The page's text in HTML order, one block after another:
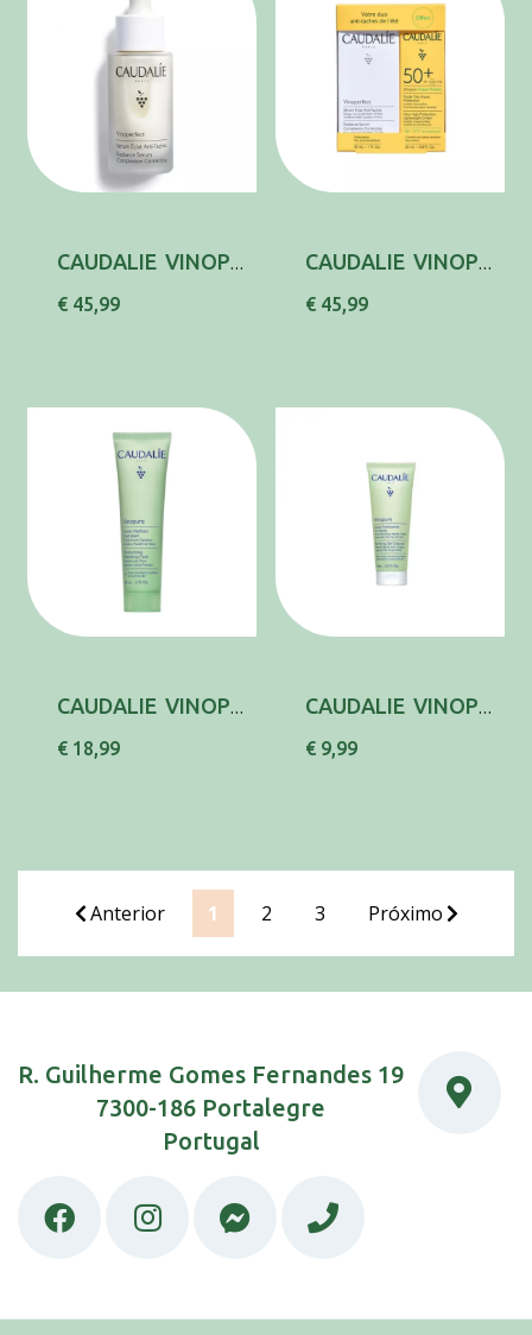
CAUDALIE VINOPERF SERUM ECLAT MANCHAS 30ML
€ 45,99
CAUDALIE VINOPERF SERUM+VINOSUN CR 25ML
€ 45,99
CAUDALIE VINOPURE FL HIDRAT MATIFIC60ML,
€ 18,99
CAUDALIE VINOPURE GEL LIMP PURIF 75ML,
€ 9,99
Anterior 1 2 3 Próximo
R. Guilherme Gomes Fernandes 19
7300-186 Portalegre
Portugal